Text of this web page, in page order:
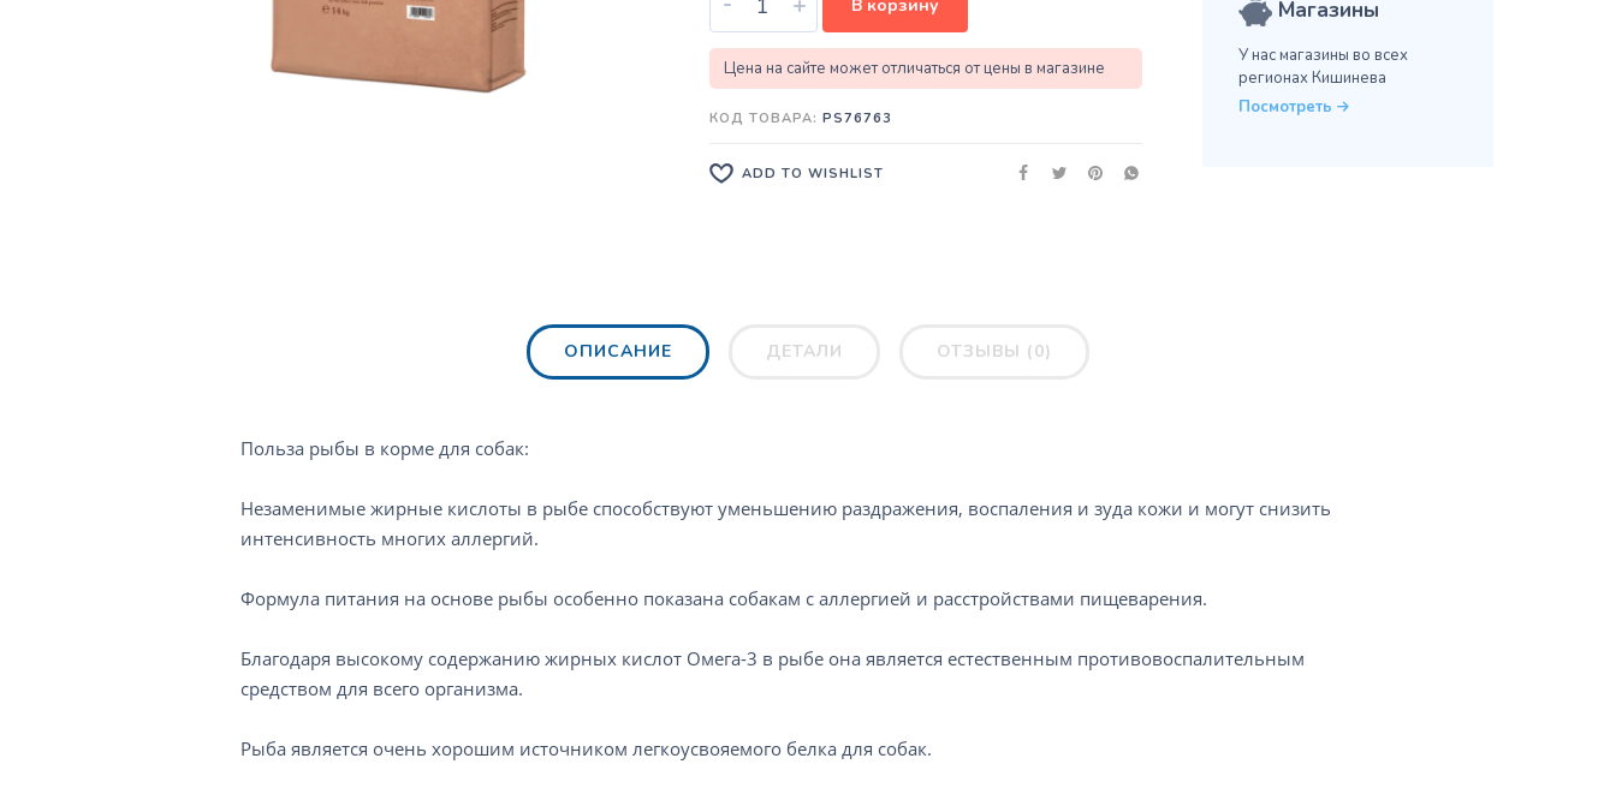
В корзину
Цена на сайте может отличаться от цены в магазине
КОД ТОВАРА: PS76763
ADD TO WISHLIST
Магазины
У нас магазины во всех
регионах Кишинева
Посмотреть
ОПИСАНИЕ ДЕТАЛИ ОТЗЫВЫ (0)
Польза рыбы в корме для собак:
Незаменимые жирные кислоты в рыбе способствуют уменьшению раздражения, воспаления и зуда кожи и могут снизить
интенсивность многих аллергий.
Формула питания на основе рыбы особенно показана собакам с аллергией и расстройствами пищеварения.
Благодаря высокому содержанию жирных кислот Омега-3 в рыбе она является естественным противовоспалительным
средством для всего организма.
Рыба является очень хорошим источником легкоусвояемого белка для собак.